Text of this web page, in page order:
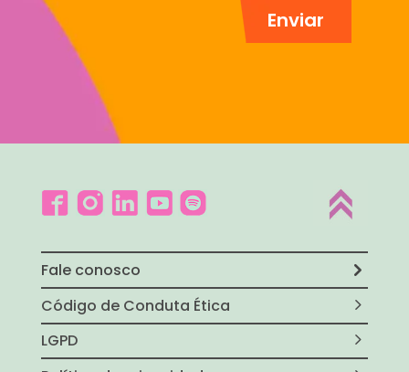
Fale conosco
Código de Conduta Ética
LGPD